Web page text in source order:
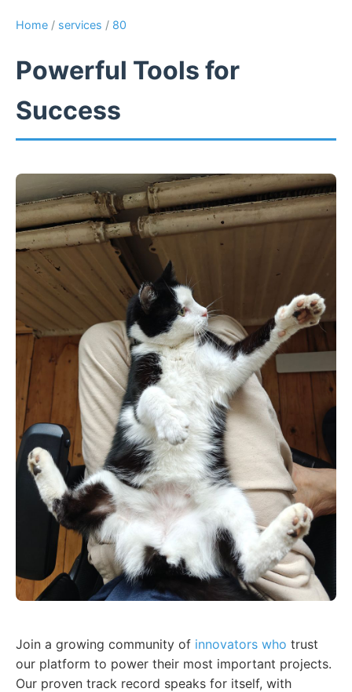
Home / services / 80
Powerful Tools for
Success
Join a growing community of innovators who trust
our platform to power their most important projects.
Our proven track record speaks for itself, with